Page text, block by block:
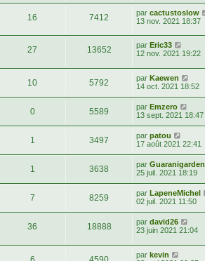
16 7412 par cactustoslow
13 nov. 2021 18:37
27 13652 par Eric33
12 nov. 2021 19:22
10 5792 par Kaewen
14 oct. 2021 18:52
0 5589 par Emzero
13 sept. 2021 18:47
1 3497 par patou
17 août 2021 22:41
1 3638 par Guaranigarden
25 juil. 2021 18:19
7 8259 par LapeneMichel
02 juil. 2021 11:50
36 18888 par david26
23 juin 2021 21:04
par kevin